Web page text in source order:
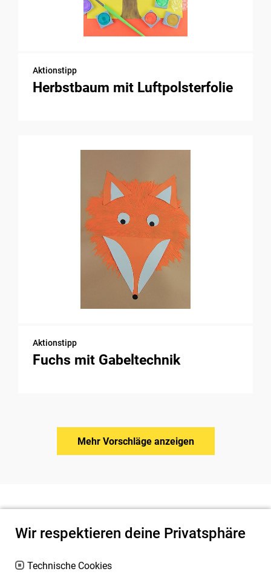
Aktionstipp
Herbstbaum mit Luftpolsterfolie
Aktionstipp
Fuchs mit Gabeltechnik
Mehr Vorschläge anzeigen
Wir respektieren deine Privatsphäre
Technische Cookies